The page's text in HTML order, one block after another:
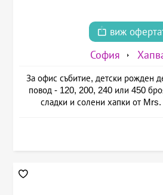
виж
София
За офис събитие, детски рожден
повод - 120, 200, 240 или 450
сладки и солени хапки от